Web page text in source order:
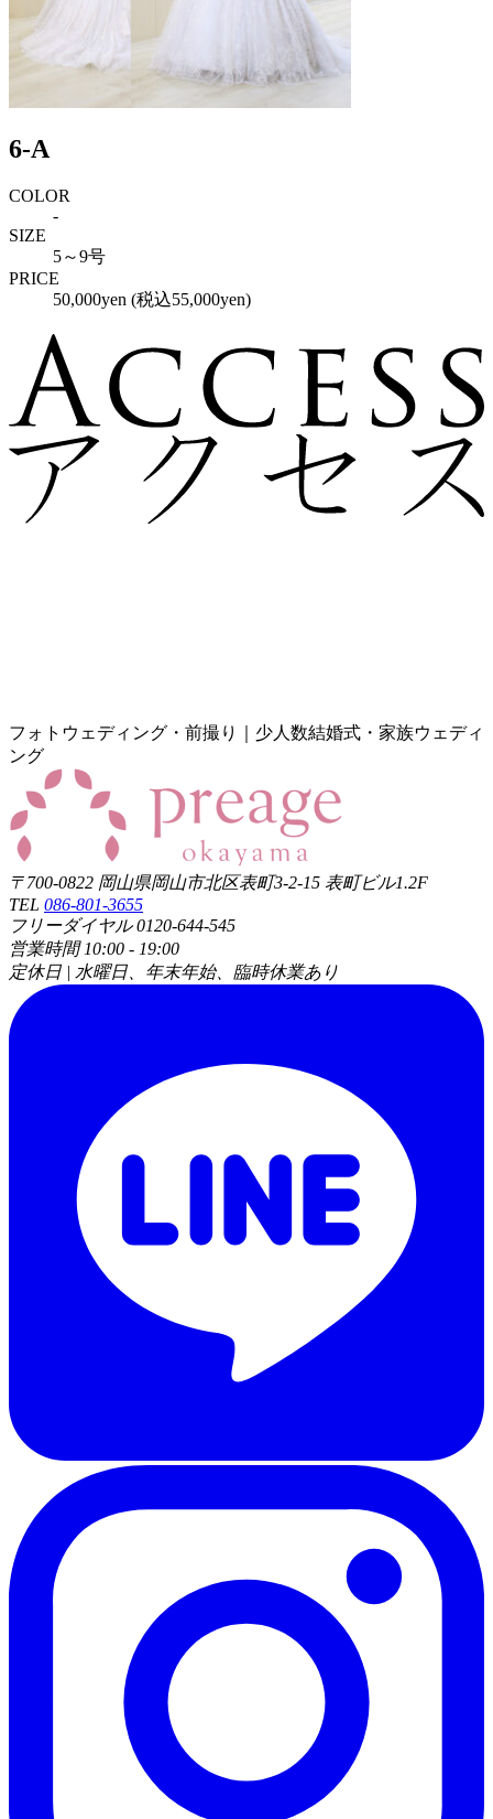
6-A
COLOR
-
SIZE
5～9号
PRICE
50,000yen (税込55,000yen)
フォトウェディング・前撮り｜少人数結婚式・家族ウェディ
ング
〒700-0822 岡山県岡山市北区表町3-2-15 表町ビル1.2F
TEL 086-801-3655
フリーダイヤル 0120-644-545
営業時間 10:00 - 19:00
定休日 | 水曜日、年末年始、臨時休業あり